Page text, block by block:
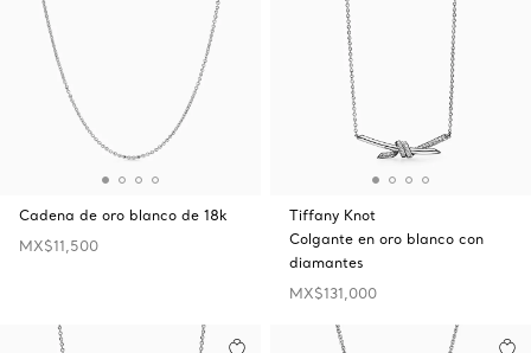
Cadena de oro blanco de 18k
MX$11,500
Tiffany Knot
Colgante en oro blanco con
diamantes
MX$131,000